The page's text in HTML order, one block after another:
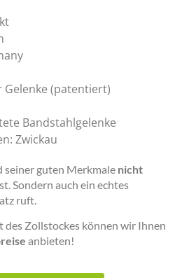
Gelenke (patentiert)
Bandstahlgelenke
Zwickau
seiner guten Merkmale nicht
Sondern auch ein echtes
ruft.
Zollstockes können wir Ihnen
anbieten!